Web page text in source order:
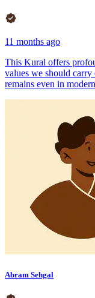
11 months ago
This Kural offers
values we should
remains even in
Abram Sehgal